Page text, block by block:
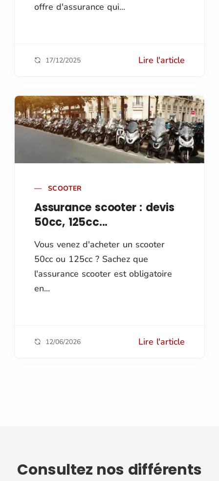
offre d'assurance qui...
17/12/2025 Lire l'article
SCOOTER
Assurance scooter : devis
50cc, 125cc...
Vous venez d'acheter un scooter
50cc ou 125cc ? Sachez que
l'assurance scooter est obligatoire
en...
12/06/2026 Lire l'article
Consultez nos différents